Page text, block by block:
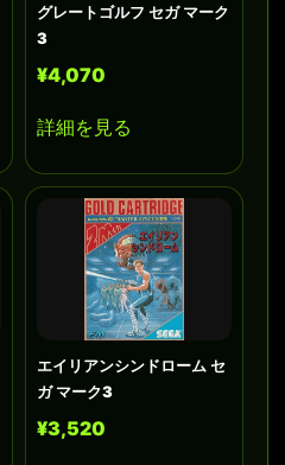
グレートゴルフ セガ マーク
3
¥4,070
詳細を見る
エイリアンシンドローム セ
ガ マーク3
¥3,520